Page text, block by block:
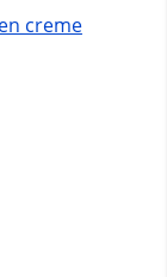
creme